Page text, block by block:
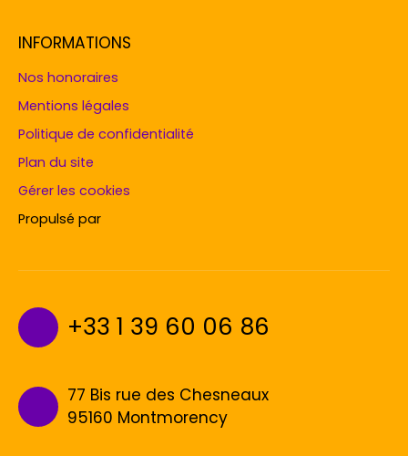
INFORMATIONS
Nos honoraires
Mentions légales
Politique de confidentialité
Plan du site
Gérer les cookies
Propulsé par
+33 1 39 60 06 86
77 Bis rue des Chesneaux
95160 Montmorency